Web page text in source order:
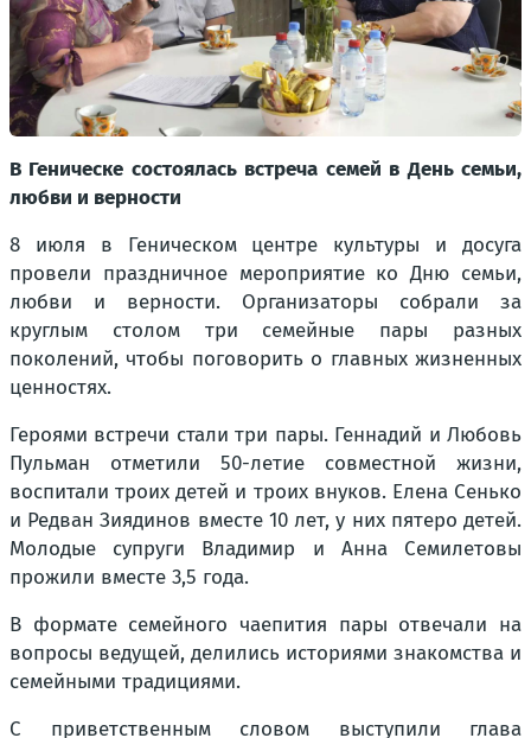
В Геническе состоялась встреча семей в День семьи,
любви и верности
8 июля в Геническом центре культуры и досуга
провели праздничное мероприятие ко Дню семьи,
любви и верности. Организаторы собрали за
круглым столом три семейные пары разных
поколений, чтобы поговорить о главных жизненных
ценностях.
Героями встречи стали три пары. Геннадий и Любовь
Пульман отметили 50-летие совместной жизни,
воспитали троих детей и троих внуков. Елена Сенько
и Редван Зиядинов вместе 10 лет, у них пятеро детей.
Молодые супруги Владимир и Анна Семилетовы
прожили вместе 3,5 года.
В формате семейного чаепития пары отвечали на
вопросы ведущей, делились историями знакомства и
семейными традициями.
С приветственным словом выступили глава